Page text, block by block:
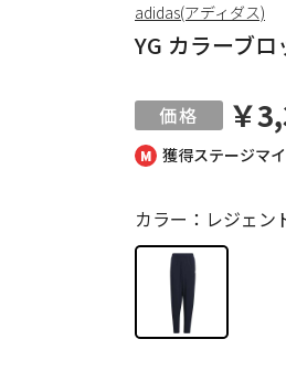
獲得ステージマ
YG カラーブ
￥
カラー：レジェン
adidas(アディダス)